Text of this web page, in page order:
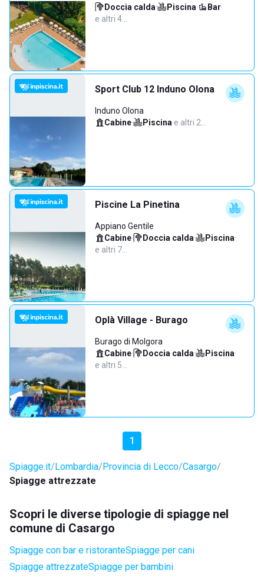
Doccia calda· Piscina· Bar·
e altri 4…
Sport Club 12 Induno Olona
Induno Olona
Cabine· Piscina·e altri 2…
Piscine La Pinetina
Appiano Gentile
Cabine· Doccia calda· Piscina·
e altri 7…
Oplà Village - Burago
Burago di Molgora
Cabine· Doccia calda· Piscina·
e altri 5…
1
Spiagge.it Lombardia Provincia di Lecco Casargo
Spiagge attrezzate
Scopri le diverse tipologie di spiagge nel
comune di Casargo
Spiagge con bar e ristoranteSpiagge per cani
Spiagge attrezzateSpiagge per bambini